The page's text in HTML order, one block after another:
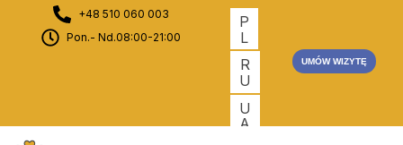
+48 510 060 003
Pon.- Nd.08:00-21:00
UMÓW WIZYTĘ
P
L
R
U
U
A